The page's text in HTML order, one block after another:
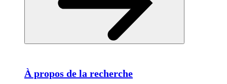
À propos de la recherche